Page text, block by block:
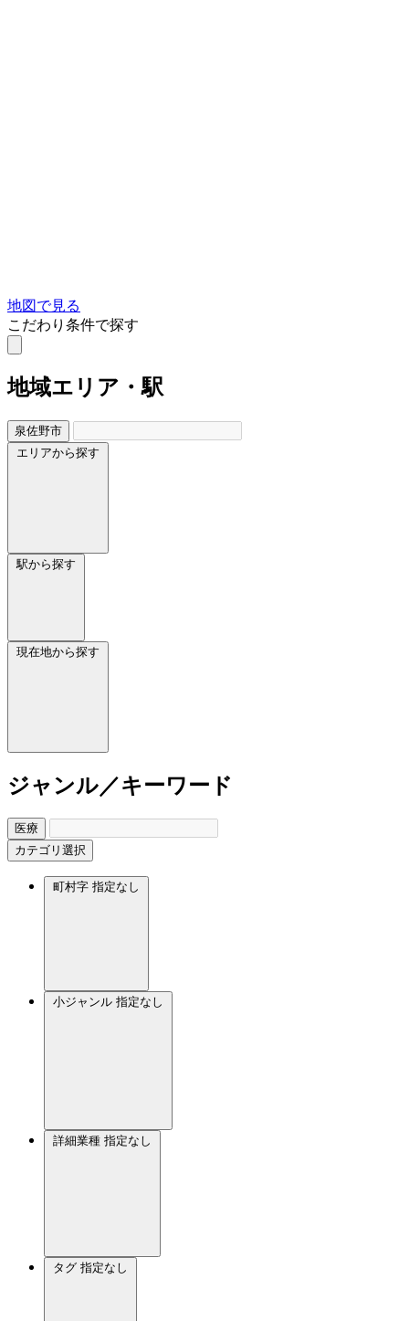
地図で見る
こだわり条件で探す
地域エリア・駅
泉佐野市
エリアから探す
駅から探す
現在地から探す
ジャンル／キーワード
医療
カテゴリ選択
町村字 指定なし
小ジャンル 指定なし
詳細業種 指定なし
タグ 指定なし